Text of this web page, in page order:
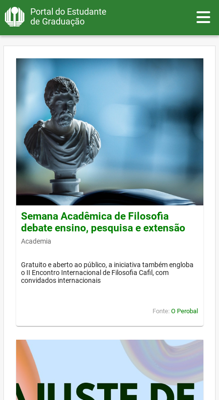
Portal do Estudante
de Graduação
Semana Acadêmica de Filosofia
debate ensino, pesquisa e extensão
Academia
Gratuito e aberto ao público, a iniciativa também engloba
o II Encontro Internacional de Filosofia Cafil, com
convidados internacionais
Fonte: O Perobal